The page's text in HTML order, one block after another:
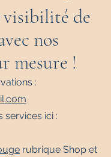
visibilité de
nos
mesure !
:
services ici :
rubrique Shop et